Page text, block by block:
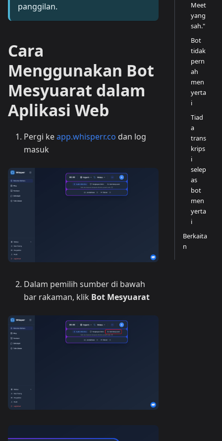
panggilan.
Cara
Menggunakan Bot
Mesyuarat dalam
Aplikasi Web
Pergi keapp.whisperr.co dan log
masuk
Dalam pemilih sumber di bawah
bar rakaman, klik Bot Mesyuarat
Meet
yang
sah."
Bot
tidak
pern
ah
men
yerta
i
Tiad
a
trans
krips
i
selep
as
bot
men
yerta
i
Berkaita
n